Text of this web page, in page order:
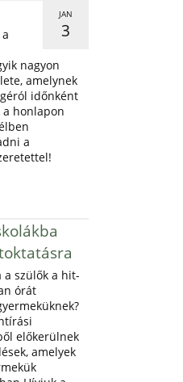
JAN
3
nagyon
amelynek
időnként
honlapon
a
a szülők a hit-
órát
előkerülnek
amelyek